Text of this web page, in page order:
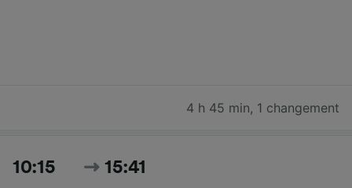
4 h 45 min, 1 changement
10:15 15:41